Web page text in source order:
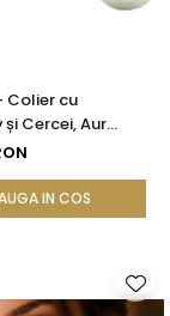
Colier cu
Cercei, Aur
Perle Albe
IN COS